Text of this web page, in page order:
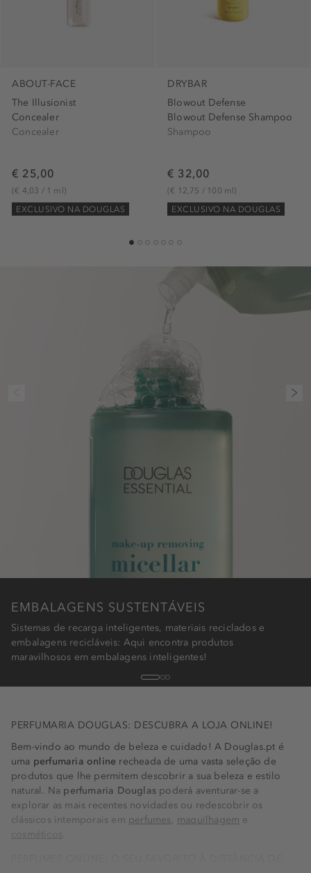
ABOUT-FACE
The Illusionist
Concealer
Concealer
€ 25,00
(€ 4,03 / 1 ml)
EXCLUSIVO NA DOUGLAS
DRYBAR
Blowout Defense
Blowout Defense Shampoo
Shampoo
€ 32,00
(€ 12,75 / 100 ml)
EXCLUSIVO NA DOUGLAS
1 2 3 4
EMBALAGENS SUSTENTÁVEIS
Sistemas de recarga inteligentes, materiais reciclados e
embalagens recicláveis: Aqui encontra produtos
maravilhosos em embalagens inteligentes!
1
PERFUMARIA DOUGLAS: DESCUBRA A LOJA ONLINE!
Bem-vindo ao mundo de beleza e cuidado! A Douglas.pt é
uma perfumaria online recheada de uma vasta seleção de
produtos que lhe permitem descobrir a sua beleza e estilo
natural. Na perfumaria Douglas poderá aventurar-se a
explorar as mais recentes novidades ou redescobrir os
clássicos intemporais em perfumes, maquilhagem e
cosméticos